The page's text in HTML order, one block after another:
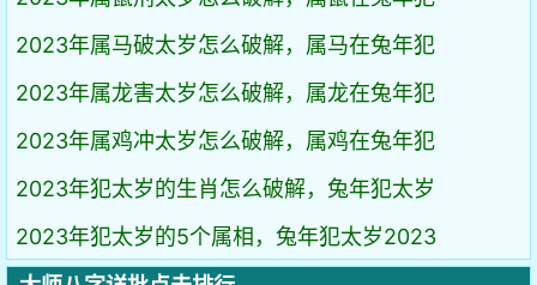
2023年属马破太岁怎么破解，属马在兔年犯
2023年属龙害太岁怎么破解，属龙在兔年犯
2023年属鸡冲太岁怎么破解，属鸡在兔年犯
2023年犯太岁的生肖怎么破解，兔年犯太岁
2023年犯太岁的5个属相，兔年犯太岁2023